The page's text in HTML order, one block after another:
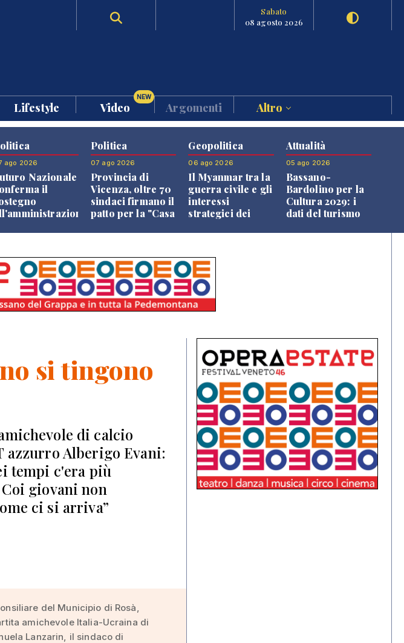
Sabato
08 agosto 2026
Lifestyle Video
NEW
Argomenti Altro
ago 2026
Nazionale
il
Politica
07 ago 2026
Provincia di
Vicenza, oltre 70
sindaci firmano il
patto per la "Casa
Geopolitica
06 ago 2026
Il Myanmar tra la
guerra civile e gli
interessi
strategici dei
Attualità
05 ago 2026
Bassano-
Bardolino per la
Cultura 2029: i
dati del turismo
si tingono
di calcio
azzurro Alberigo Evani:
tempi c'era più
giovani non
ci si arriva”
del Municipio di Rosà,
amichevole Italia-Ucraina di
Lanzarin, il sindaco di